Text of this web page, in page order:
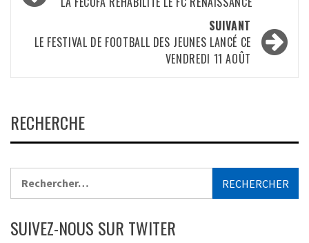
SUIVANT
LE FESTIVAL DE FOOTBALL DES JEUNES LANCÉ CE
VENDREDI 11 AOÛT
RECHERCHE
SUIVEZ-NOUS SUR TWITER